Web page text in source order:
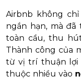
Airbnb không
ngắn hạn, mà
toàn cầu, thu
Thành công của
từ vị trí thuận lợi
thuộc nhiều vào